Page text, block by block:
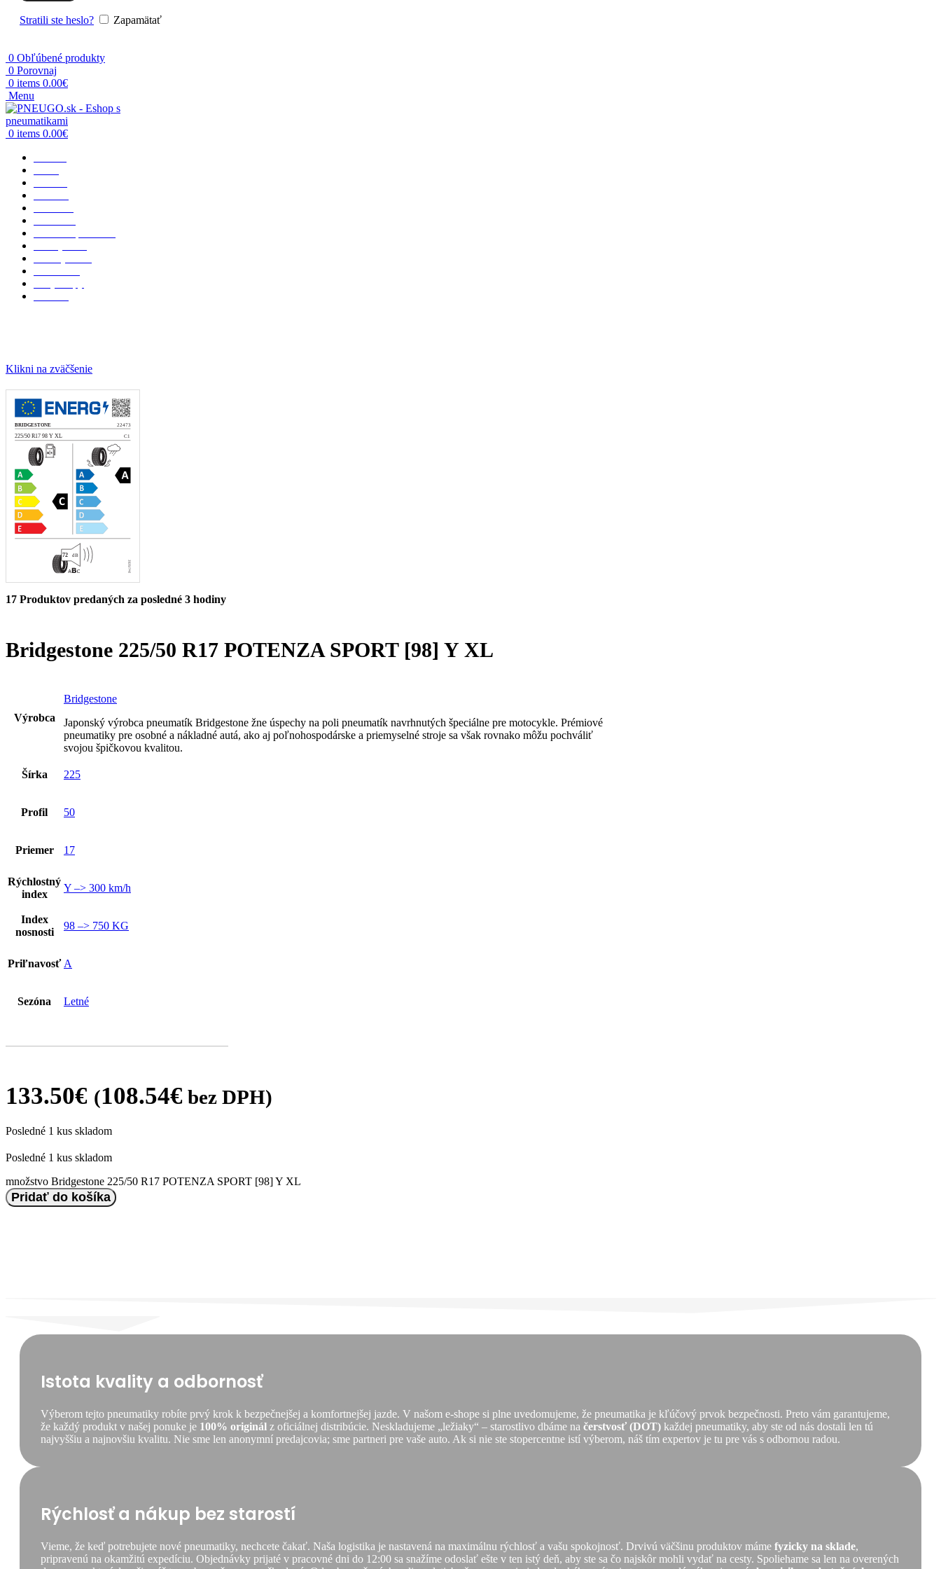
Stratili ste heslo? Zapamätať
0 Obľúbené produkty
0 Porovnaj
0 items 0.00€
Menu
0 items 0.00€
Klikni na zväčšenie
17 Produktov predaných za posledné 3 hodiny
Bridgestone 225/50 R17 POTENZA SPORT [98] Y XL
Výrobca
Bridgestone
Japonský výrobca pneumatík Bridgestone žne úspechy na poli pneumatík navrhnutých špeciálne pre motocykle. Prémiové
pneumatiky pre osobné a nákladné autá, ako aj poľnohospodárske a priemyselné stroje sa však rovnako môžu pochváliť
svojou špičkovou kvalitou.
Šírka 225
Profil 50
Priemer 17
Rýchlostný
index
Y –> 300 km/h
Index
nosnosti
98 –> 750 KG
Priľnavosť A
Sezóna Letné
133.50€ (108.54€ bez DPH)
Posledné 1 kus skladom
Posledné 1 kus skladom
množstvo Bridgestone 225/50 R17 POTENZA SPORT [98] Y XL
Pridať do košíka
Istota kvality a odbornosť
Výberom tejto pneumatiky robíte prvý krok k bezpečnejšej a komfortnejšej jazde. V našom e-shope si plne uvedomujeme, že pneumatika je kľúčový prvok bezpečnosti. Preto vám garantujeme,
že každý produkt v našej ponuke je 100% originál z oficiálnej distribúcie. Neskladujeme „ležiaky“ – starostlivo dbáme na čerstvosť (DOT) každej pneumatiky, aby ste od nás dostali len tú
najvyššiu a najnovšiu kvalitu. Nie sme len anonymní predajcovia; sme partneri pre vaše auto. Ak si nie ste stopercentne istí výberom, náš tím expertov je tu pre vás s odbornou radou.
Rýchlosť a nákup bez starostí
Vieme, že keď potrebujete nové pneumatiky, nechcete čakať. Naša logistika je nastavená na maximálnu rýchlosť a vašu spokojnosť. Drvivú väčšinu produktov máme fyzicky na sklade,
pripravenú na okamžitú expedíciu. Objednávky prijaté v pracovné dni do 12:00 sa snažíme odoslať ešte v ten istý deň, aby ste sa čo najskôr mohli vydať na cesty. Spoliehame sa len na overených